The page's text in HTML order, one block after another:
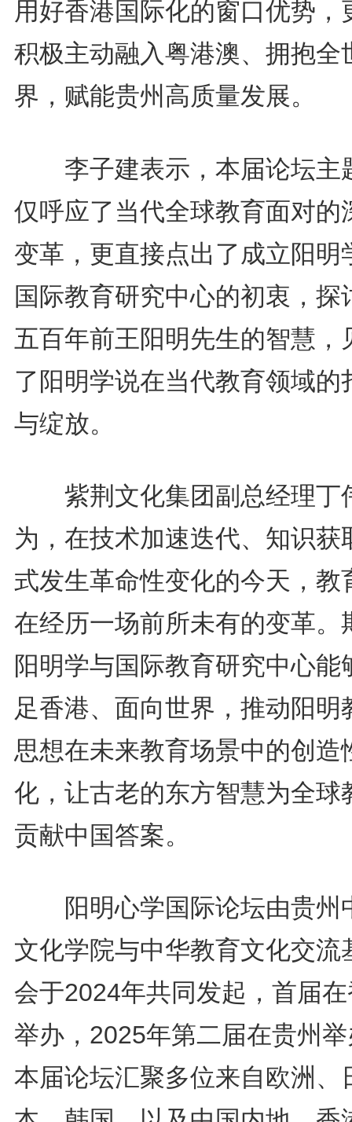
用好香港国际化的窗口优势，
积极主动融入粤港澳、拥抱全
界，赋能贵州高质量发展。
李子建表示，本届论坛主
仅呼应了当代全球教育面对的
变革，更直接点出了成立阳明
国际教育研究中心的初衷，探
五百年前王阳明先生的智慧，
了阳明学说在当代教育领域的
与绽放。
紫荆文化集团副总经理丁
为，在技术加速迭代、知识获
式发生革命性变化的今天，教
在经历一场前所未有的变革。
阳明学与国际教育研究中心能
足香港、面向世界，推动阳明
思想在未来教育场景中的创造
化，让古老的东方智慧为全球
贡献中国答案。
阳明心学国际论坛由贵州
文化学院与中华教育文化交流
会于2024年共同发起，首届
举办，2025年第二届在贵州
本届论坛汇聚多位来自欧洲、